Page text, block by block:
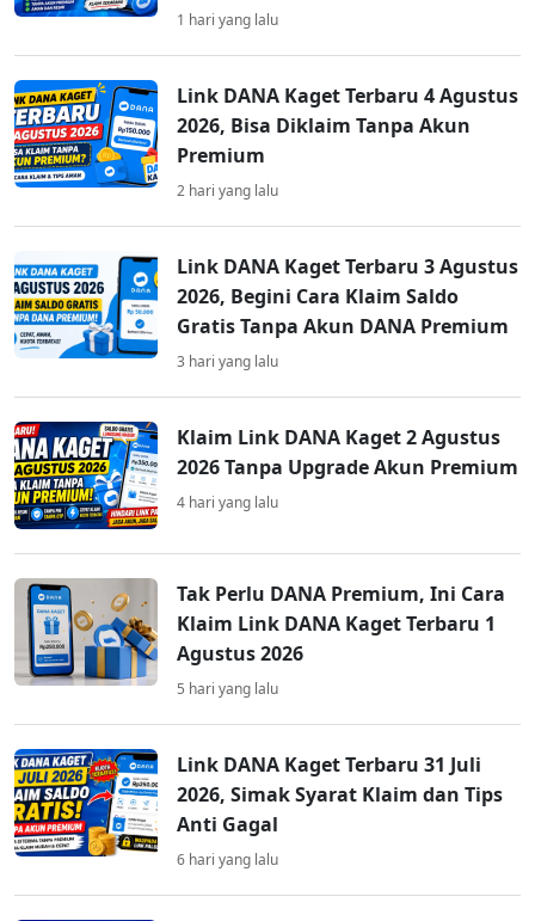
1 hari yang lalu
Link DANA Kaget Terbaru 4 Agustus
2026, Bisa Diklaim Tanpa Akun
Premium
2 hari yang lalu
Link DANA Kaget Terbaru 3 Agustus
2026, Begini Cara Klaim Saldo
Gratis Tanpa Akun DANA Premium
3 hari yang lalu
Klaim Link DANA Kaget 2 Agustus
2026 Tanpa Upgrade Akun Premium
4 hari yang lalu
Tak Perlu DANA Premium, Ini Cara
Klaim Link DANA Kaget Terbaru 1
Agustus 2026
5 hari yang lalu
Link DANA Kaget Terbaru 31 Juli
2026, Simak Syarat Klaim dan Tips
Anti Gagal
6 hari yang lalu